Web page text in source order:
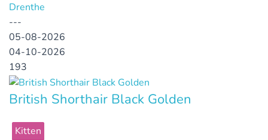
Drenthe
---
05-08-2026
04-10-2026
193
British Shorthair Black Golden
Kitten